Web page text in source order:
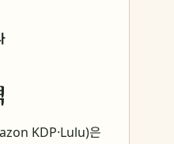
KDP·Lulu)은